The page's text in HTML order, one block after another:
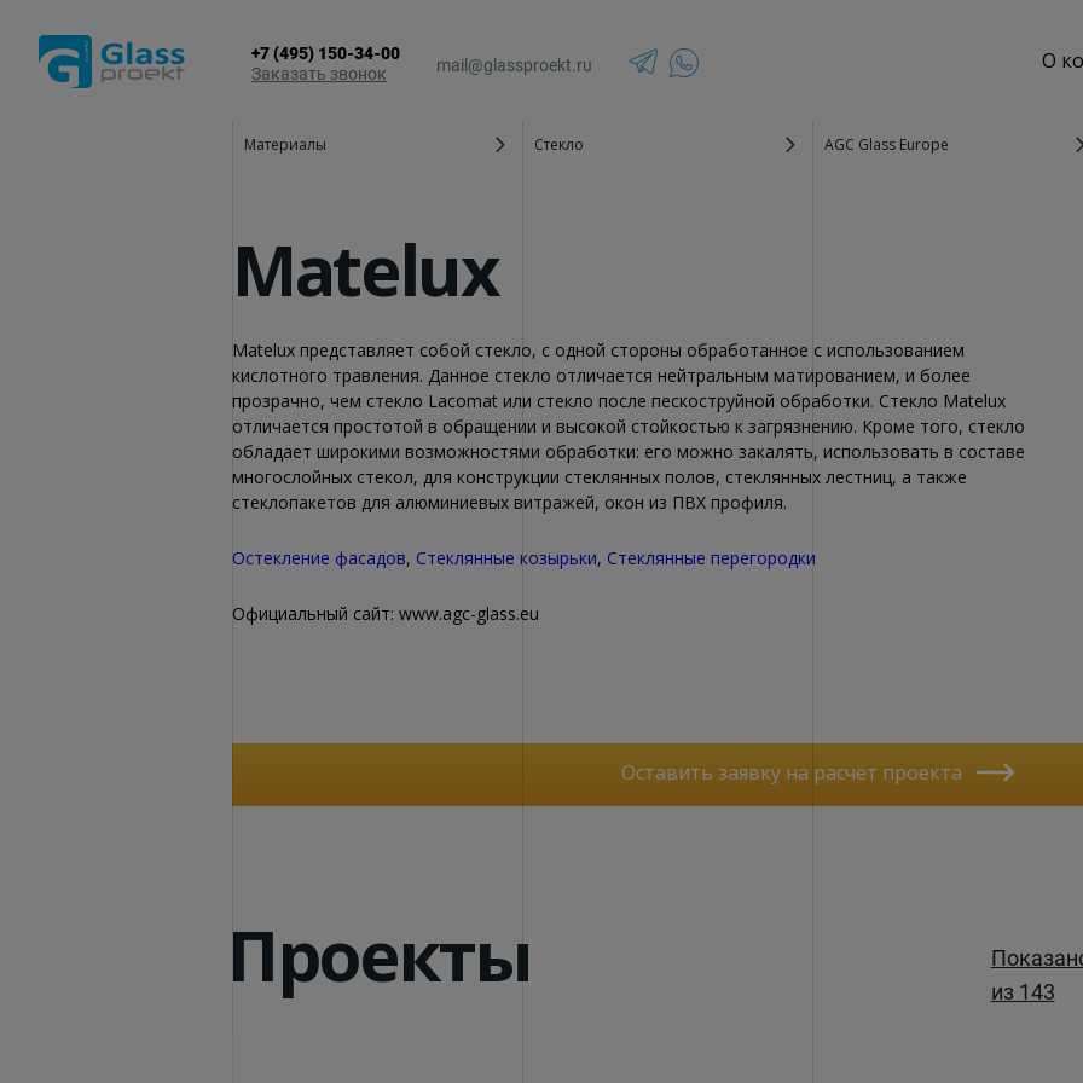
+7 (495) 150-34-00
Заказать звонок
mail@glassproekt.ru О
Алюминиевые входные группы
Фасадное остекление
Материалы Стекло AGC Glass Europe
Matelux
Matelux представляет собой стекло, с одной стороны обработанное с использованием
кислотного травления. Данное стекло отличается нейтральным матированием, и более
прозрачно, чем стекло Lacomat или стекло после пескоструйной обработки. Стекло Matelux
отличается простотой в обращении и высокой стойкостью к загрязнению. Кроме того, стекло
обладает широкими возможностями обработки: его можно закалять, использовать в составе
многослойных стекол, для конструкции стеклянных полов, стеклянных лестниц, а также
стеклопакетов для алюминиевых витражей, окон из ПВХ профиля.
Остекление фасадов, Стеклянные козырьки, Стеклянные перегородки
Официальный сайт: www.agc-glass.eu
Оставить заявку на расчёт проекта
Проекты
из 143